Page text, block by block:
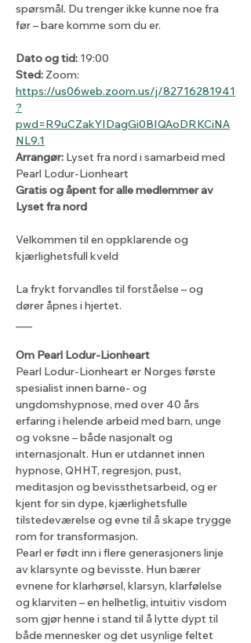
spørsmål. Du trenger ikke kunne noe fra
før – bare komme som du er.
Dato og tid: 19:00
Sted: Zoom:
https://us06web.zoom.us/j/82716281941
?
pwd=R9uCZakYIDagGi0BIQAoDRKCiNA
NL9.1
Arrangør: Lyset fra nord i samarbeid med
Pearl Lodur-Lionheart
Gratis og åpent for alle medlemmer av
Lyset fra nord
Velkommen til en oppklarende og
kjærlighetsfull kveld
La frykt forvandles til forståelse – og
dører åpnes i hjertet.
Om Pearl Lodur-Lionheart
Pearl Lodur-Lionheart er Norges første
spesialist innen barne- og
ungdomshypnose, med over 40 års
erfaring i helende arbeid med barn, unge
og voksne – både nasjonalt og
internasjonalt. Hun er utdannet innen
hypnose, QHHT, regresjon, pust,
meditasjon og bevissthetsarbeid, og er
kjent for sin dype, kjærlighetsfulle
tilstedeværelse og evne til å skape trygge
rom for transformasjon.
Pearl er født inn i flere generasjoners linje
av klarsynte og bevisste. Hun bærer
evnene for klarhørsel, klarsyn, klarfølelse
og klarviten – en helhetlig, intuitiv visdom
som gjør henne i stand til å lytte dypt til
både mennesker og det usynlige feltet